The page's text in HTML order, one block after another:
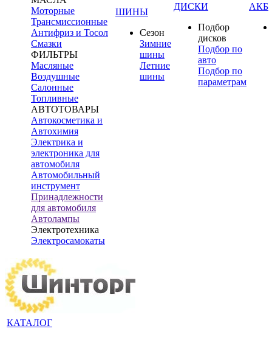
Моторные
Трансмиссионные
Антифриз и Тосол
Смазки
ФИЛЬТРЫ
Масляные
Воздушные
Салонные
Топливные
АВТОТОВАРЫ
Автокосметика и
Автохимия
Электрика и
электроника для
автомобиля
Автомобильный
инструмент
Принадлежности
для автомобиля
Автолампы
Электротехника
Электросамокаты
ШИНЫ
Сезон
Зимние
шины
Летние
шины
ДИСКИ
Подбор
дисков
Подбор по
авто
Подбор по
параметрам
АКБ
КАТАЛОГ